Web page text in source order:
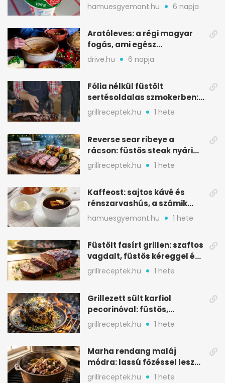
ilyen tégelybe
hamuesgyemant.hu 6 napja
Aratóleves: a régi magyar
fogás, ami egész
csapatokat jóllakatott
drive.hu 6 napja
Fólia nélkül füstölt
sertésoldalas szmokerben:
ropogós bark, 6 óra
grillreceptek.hu 1 hete
Reverse sear ribeye a
rácson: füstös steak nyári
tökkebabbal
grillreceptek.hu 1 hete
Kaffeost: sajtos kávé és
rénszarvashús, a számik
melegítő itala
hamuesgyemant.hu 1 hete
Füstölt fasírt grillen: szaftos
vagdalt, füstös kéreggel és
BBQ mázzal
grillreceptek.hu 1 hete
Grillezett sült karfiol
pecorinóval: füstös,
karamellizált nyári kedvenc
grillreceptek.hu 1 hete
Marha rendang maláj
módra: lassú főzéssel lesz
igazán szaftos
grillreceptek.hu 1 hete